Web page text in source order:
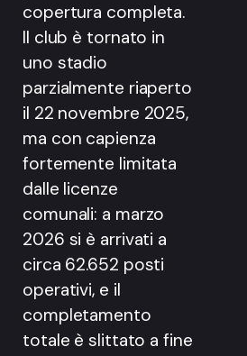
copertura completa.
Il club è tornato in
uno stadio
parzialmente riaperto
il 22 novembre 2025,
ma con capienza
fortemente limitata
dalle licenze
comunali: a marzo
2026 si è arrivati a
circa 62.652 posti
operativi, e il
completamento
totale è slittato a fine